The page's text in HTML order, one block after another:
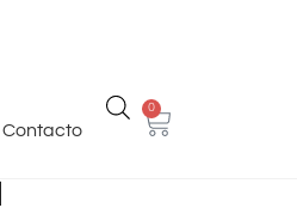
Contacto
0